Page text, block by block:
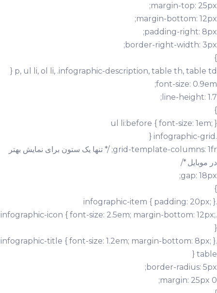
margin-top: 25px;
margin-bottom: 12px;
padding-right: 8px;
border-right-width: 3px;
}
p, ul li, ol li, .infographic-description, table th, table td {
font-size: 0.9em;
line-height: 1.7;
}
ul li:before { font-size: 1em; }
.infographic-grid {
grid-template-columns: 1fr; /* تنها یک ستون برای نمایش بهتر
در موبایل */
gap: 18px;
}
.infographic-item { padding: 20px; }
.infographic-icon { font-size: 2.5em; margin-bottom: 12px;
}
.infographic-title { font-size: 1.2em; margin-bottom: 8px; }
table {
border-radius: 5px;
margin: 25px 0;